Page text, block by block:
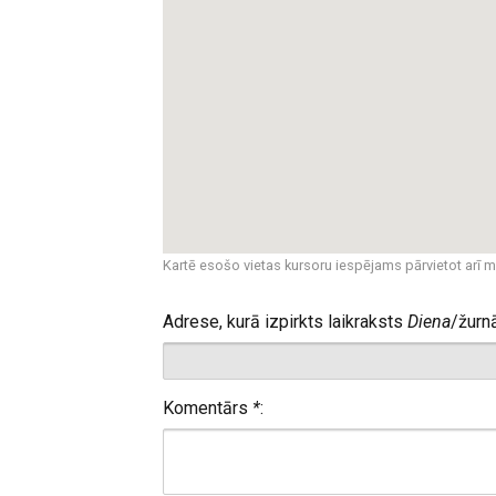
Kartē esošo vietas kursoru iespējams pārvietot arī
Adrese, kurā izpirkts laikraksts Diena/
Komentārs *: